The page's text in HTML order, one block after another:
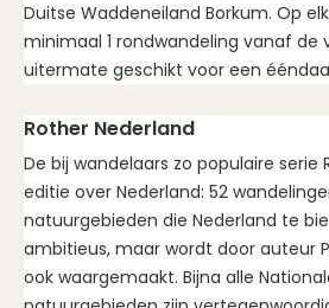
Duitse Waddeneiland Borkum. Op
minimaal 1 rondwandeling vanaf de
uitermate geschikt voor een
Rother Nederland
De bij wandelaars zo populaire
editie over Nederland: 52
natuurgebieden die Nederland te
ambitieus, maar wordt door auteur
ook waargemaakt. Bijna alle